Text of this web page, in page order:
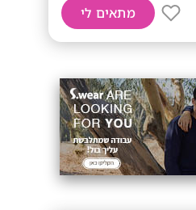
מתאים לי